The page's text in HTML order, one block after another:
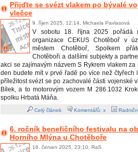
Přijďte se svézt vlakem po bývalé
vlečce
9. říjen 2025, 12:14, Michaela Pavlasová
V sobotu 18. října 2025 pořádá
organizace CEKUS Chotěboř v
městem Chotěboř, Spolkem
Chotěboři a dalšími subjekty a
akci se zajímavým názvem S Rykrem vlakem za
den budete mít v prvé řadě po více než čtyřech
příležitost svézt se po zachovalé části vojenské
Bílek, a to motorovým vozem M 286.1032
spolku Hrbatá Máňa.
Celý článek Komentářů: x
6. ročník benefičního festivalu na
Horního Mlýna u Chotěboře
16. červen 2025, 23:10, RaS